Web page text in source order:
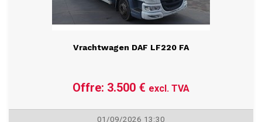
Vrachtwagen DAF LF220 FA